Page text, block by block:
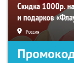
Скидка 1000р.
и подарков
Россия